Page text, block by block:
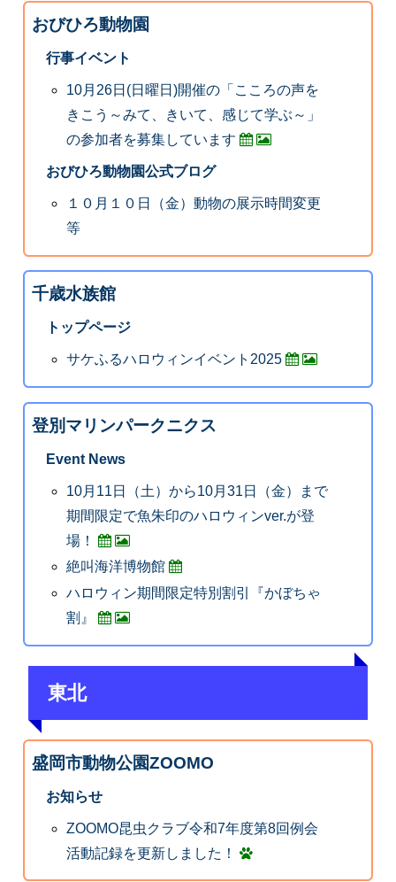
おびひろ動物園
行事イベント
10月26日(日曜日)開催の「こころの声を
きこう～みて、きいて、感じて学ぶ～」
の参加者を募集しています
おびひろ動物園公式ブログ
１０月１０日（金）動物の展示時間変更
等
千歳水族館
トップページ
サケふるハロウィンイベント2025
登別マリンパークニクス
Event News
10月11日（土）から10月31日（金）まで
期間限定で魚朱印のハロウィンver.が登
場！
絶叫海洋博物館
ハロウィン期間限定特別割引『かぼちゃ
割』
東北
盛岡市動物公園ZOOMO
お知らせ
ZOOMO昆虫クラブ令和7年度第8回例会
活動記録を更新しました！